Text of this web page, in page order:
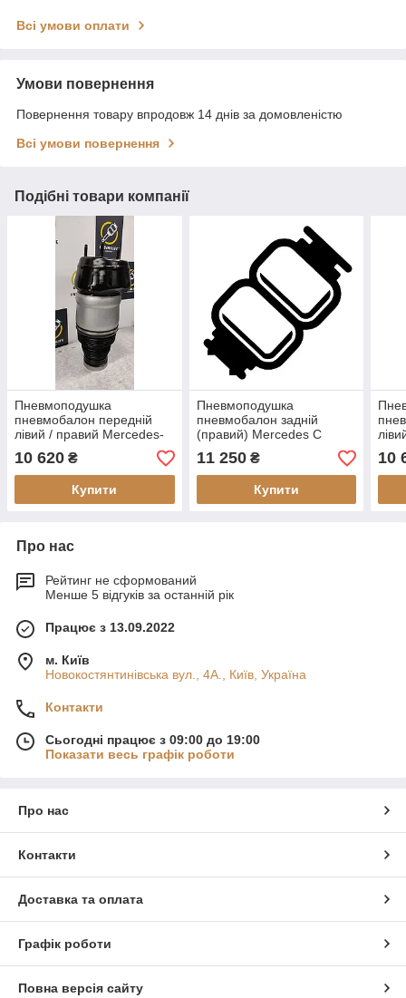
Всі умови оплати
Умови повернення
Повернення товару впродовж 14 днів за домовленістю
Всі умови повернення
Подібні товари компанії
Пневмоподушка
пневмобалон передній
лівий / правий Mercedes-
Benz GLS-Class W166
(відновлений)
10 620 ₴
Купити
Пневмоподушка
пневмобалон задній
(правий) Mercedes C
W205 (відновлений)
11 250₴
Купити
10
Про нас
Рейтинг не сформований
Менше 5 відгуків за останній рік
Працює з 13.09.2022
м. Київ
Новокостянтинівська вул., 4А., Київ, Україна
Контакти
Сьогодні працює з 09:00 до 19:00
Показати весь графік роботи
Про нас
Контакти
Доставка та оплата
Графік роботи
Повна версія сайту